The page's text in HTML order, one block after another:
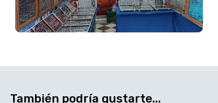
También podría gustarte...